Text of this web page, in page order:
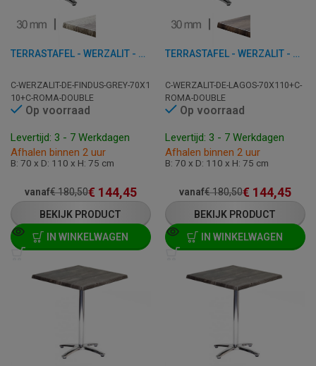
TERRASTAFEL - WERZALIT - DE - FINDUS GREY - 70X110 CM
C-WERZALIT-DE-FINDUS-GREY-70X1
10+C-ROMA-DOUBLE
Op voorraad
Levertijd: 3 - 7 Werkdagen
Afhalen binnen 2 uur
B: 70 x D: 110 x H: 75 cm
vanaf€180,50€ 144,45
BEKIJK PRODUCT
IN WINKELWAGEN
TERRASTAFEL - WERZALIT - DE - LAGOS - 70X110 CM
C-WERZALIT-DE-LAGOS-70X110+C-
ROMA-DOUBLE
Op voorraad
Levertijd: 3 - 7 Werkdagen
Afhalen binnen 2 uur
B: 70 x D: 110 x H: 75 cm
vanaf€180,50€ 144,45
BEKIJK PRODUCT
IN WINKELWAGEN